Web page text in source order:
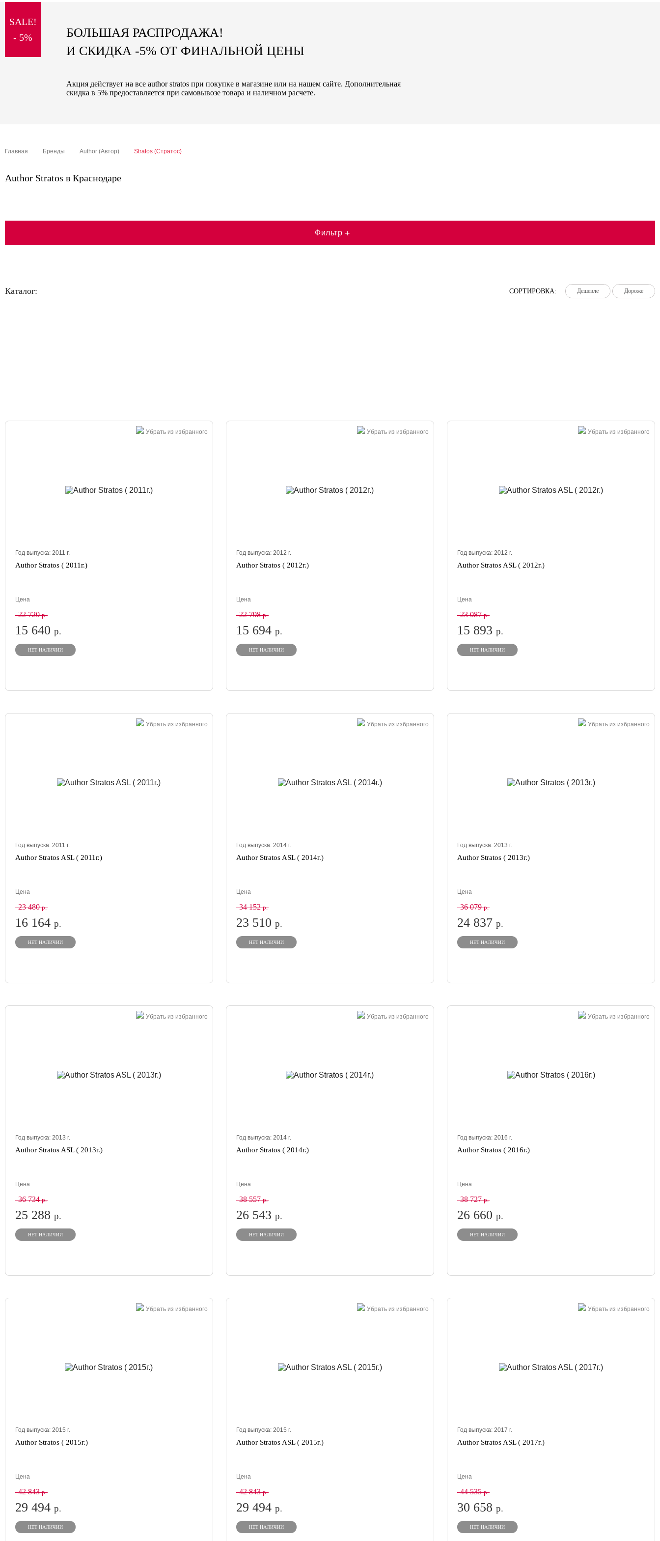
special price
SALE!
- 5%
БОЛЬШАЯ РАСПРОДАЖА!
И СКИДКА -5% ОТ ФИНАЛЬНОЙ ЦЕНЫ
Акция действует на все author stratos при покупке в магазине или на нашем сайте. Дополнительная
скидка в 5% предоставляется при самовывозе товара и наличном расчете.
Главная Бренды Author (Автор) Stratos (Стратос)
Author Stratos в Краснодаре
Фильтр +
Каталог: СОРТИРОВКА: Дешевле
Дешевле
Дешевле Дороже
Дороже
Дороже
Убрать из избранного
Год выпуска: 2011 г.
Author Stratos ( 2011г.)
Цена
22 720р.
15 640 р.
НЕТ НАЛИЧИИ
Убрать из избранного
Год выпуска:2012г.
Author Stratos ( 2012г.)
Цена
22 798р.
15 694р.
НЕТ НАЛИЧИИ
Убрать из избранного
Год выпуска:2012г.
Author Stratos ASL ( 2012г.)
Цена
23 087р.
15 893р.
НЕТ НАЛИЧИИ
Убрать из избранного
Год выпуска: 2011 г.
Author Stratos ASL ( 2011г.)
Цена
23 480р.
16 164 р.
НЕТ НАЛИЧИИ
Убрать из избранного
Год выпуска:2014г.
Author Stratos ASL ( 2014г.)
Цена
34 152р.
23 510р.
НЕТ НАЛИЧИИ
Убрать из избранного
Год выпуска:2013г.
Author Stratos ( 2013г.)
Цена
36 079р.
24 837р.
НЕТ НАЛИЧИИ
Убрать из избранного
Год выпуска: 2013 г.
Author Stratos ASL ( 2013г.)
Цена
36 734р.
25 288 р.
НЕТ НАЛИЧИИ
Убрать из избранного
Год выпуска:2014г.
Author Stratos ( 2014г.)
Цена
38 557р.
26 543р.
НЕТ НАЛИЧИИ
Убрать из избранного
Год выпуска:2016г.
Author Stratos ( 2016г.)
Цена
38 727р.
26 660р.
НЕТ НАЛИЧИИ
Убрать из избранного
Год выпуска: 2015 г.
Author Stratos ( 2015г.)
Цена
42 843р.
29 494 р.
НЕТ НАЛИЧИИ
Убрать из избранного
Год выпуска:2015г.
Author Stratos ASL ( 2015г.)
Цена
42 843р.
29 494р.
НЕТ НАЛИЧИИ
Убрать из избранного
Год выпуска:2017г.
Author Stratos ASL ( 2017г.)
Цена
44 535р.
30 658р.
НЕТ НАЛИЧИИ